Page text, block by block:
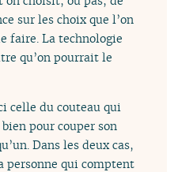
sur les choix que l’on
faire. La technologie
qu’on pourrait le
celle du couteau qui
pour couper son
Dans les deux cas,
personne qui comptent